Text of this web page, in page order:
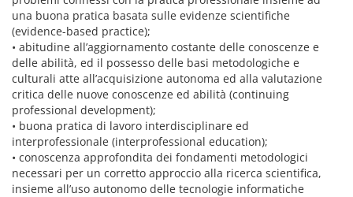
una buona pratica basata sulle evidenze scientifiche
(evidence-based practice);
• abitudine all’aggiornamento costante delle conoscenze e
delle abilità, ed il possesso delle basi metodologiche e
culturali atte all’acquisizione autonoma ed alla valutazione
critica delle nuove conoscenze ed abilità (continuing
professional development);
• buona pratica di lavoro interdisciplinare ed
interprofessionale (interprofessional education);
• conoscenza approfondita dei fondamenti metodologici
necessari per un corretto approccio alla ricerca scientifica,
insieme all’uso autonomo delle tecnologie informatiche